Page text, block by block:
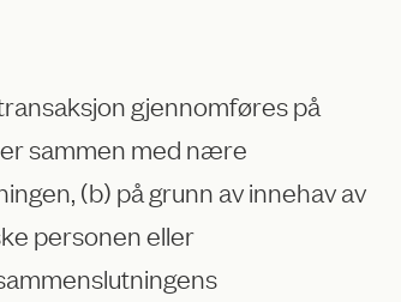
gjennomføres på
sammen med nære
(b) på grunn av innehav av
personen eller